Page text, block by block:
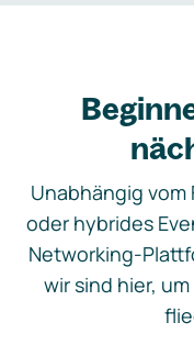
Unabhängig
oder hybrides
Networking-
wir sind hier,